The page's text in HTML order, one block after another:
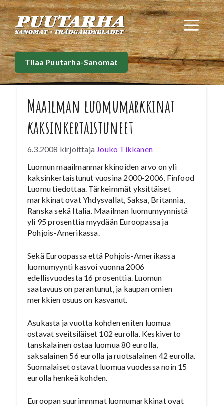
Siirry
sisältöön
Tilaa Puutarha-Sanomat
Maailman luomumarkkinat
kaksinkertaistuneet
6.3.2008 kirjoittaja Jouko Tikkanen
Luomun maailmanmarkkinoiden arvo on yli
kaksinkertaistunut vuosina 2000-2006, Finfood
Luomu tiedottaa. Tärkeimmät yksittäiset
markkinat ovat Yhdysvallat, Saksa, Britannia,
Ranska sekä Italia. Maailman luomumyynnistä
yli 95 prosenttia myydään Euroopassa ja
Pohjois-Amerikassa.
Sekä Euroopassa että Pohjois-Amerikassa
luomumyynti kasvoi vuonna 2006
edellisvuodesta 16 prosenttia. Luomun
saatavuus on parantunut, ja kaupan omien
merkkien osuus on kasvanut.
Asukasta ja vuotta kohden eniten luomua
ostavat sveitsiläiset 102 eurolla. Keskiverto
tanskalainen ostaa luomua 80 eurolla,
saksalainen 56 eurolla ja ruotsalainen 42 eurolla.
Suomalaiset ostavat luomua vuodessa noin 15
eurolla henkeä kohden.
Euroopan suurimmmat luomumarkkinat ovat